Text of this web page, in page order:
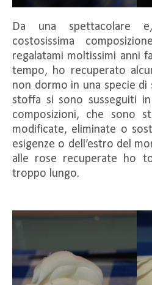
Da una spettacolare
costosissima
regalatami moltissimi anni
tempo, ho recuperato
non dormo in una specie
stoffa si sono susseguiti
composizioni, che sono
modificate, eliminate o
esigenze o dell’estro del
alle rose recuperate ho
troppo lungo.